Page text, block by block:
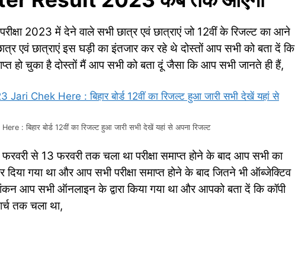
2023 में देने वाले सभी छात्र एवं छात्राएं जो 12वीं के रिजल्ट का आने
एवं छात्राएं इस घड़ी का इंतजार कर रहे थे दोस्तों आप सभी को बता दें कि
हो चुका है दोस्तों मैं आप सभी को बता दूं जैसा कि आप सभी जानते ही हैं,
: बिहार बोर्ड 12वीं का रिजल्ट हुआ जारी सभी देखें यहां से अपना रिजल्ट
1 फरवरी से 13 फरवरी तक चला था परीक्षा समाप्त होने के बाद आप सभी का
गया था और आप सभी परीक्षा समाप्त होने के बाद जितने भी ऑब्जेक्टिव
आप सभी ऑनलाइन के द्वारा किया गया था और आपको बता दें कि कॉपी
तक चला था,